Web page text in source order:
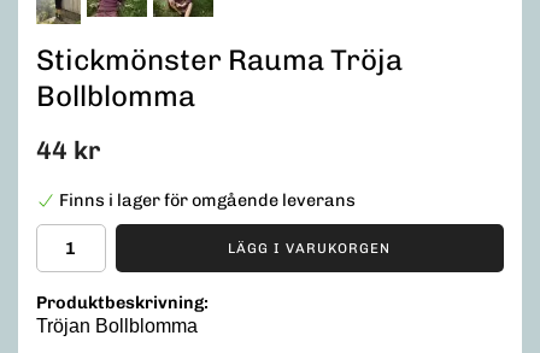
Stickmönster Rauma Tröja
Bollblomma
44 kr
Finns i lager för omgående leverans
LÄGG I VARUKORGEN
Produktbeskrivning:
Tröjan Bollblomma